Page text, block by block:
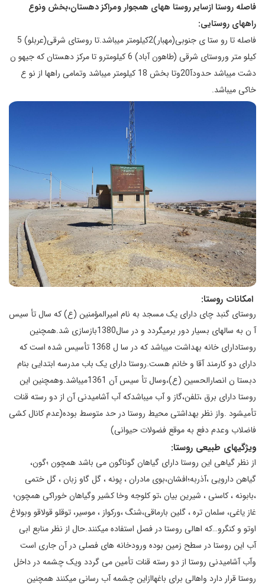
فاصله روستا ازسایر روستا ههای همجوار ومراکز دهستان،بخش ونوع
راههای روستایی:
فاصله تا رو ستا ی جنوبی(مهبار)2کیلومتر میباشد.تا روستای شرقی(عربلو) 5
کیلو متر وروستای شرقی (طاهون آباد) 6 کیلومترو تا مرکز دهستان که جیهو ن
دشت میباشد حدودآ20وتا بخش 18 کیلومتر میباشد وتمامی راهها از نو ع
خاکی میباشد.
امکانات روستا:
روستای گنبد چای دارای یک مسجد به نام امیرالمؤمنین (ع) که سال تأ سیس
آ ن به سالهای بسیار دور برمیگردد و در سال1380بازسازی شد.همچنین
روستادارای خانه بهداشت میباشد که در سا ل 1368 تأسیس شده است که
دارای دو کارمند آقا و خانم هست.روستا دارای یک باب مدرسه ابتدایی بنام
دبستا ن انصارالحسین (ع)،وسال تأ سیس آن 1361میباشد.وهمچنین این
روستا دارای برق ،تلفن،گاز و آب میباشدکه آب آشامیدنی آن از دو رسته قنات
تأمیشود .واز نظر بهداشتی محیط روستا در حد متوسط بوده(عدم کانال کشی
فاضلاب وعدم دفع به موقع فضولات حیوانی)
ویژگیهای طبیعی روستا:
از نظر گیاهی این روستا دارای گیاهان گوناگون می باشد همچون ؛گون،
گیاهن دارویی ،آذربه؛افشان،بوی مادران ، پونه ، گل گاو زبان ، گل ختمی
،بابونه ، کاسنی ، شیرین بیان ،تو کلوجه وخا کشیر وگیاهان خوراکی همچون؛
غاز یاغی، سلمان تره ، گلین بارماقی،شنگ ،ورکواز ، موسیر، توقلو قولاقو وبولاغ
اوتو و کنگرو…که اهالی روستا در فصل استفاده میکنند.حال از نظر منابع ابی
آب این روستا در سطح زمین بوده ورودخانه های فصلی در آن جاری است
وآب آشامیدنی روستا از دو رسته قنات تأمین می گردد ویک چشمه در داخل
روستا قرار دارد واهالی برای باغهاازاین چشمه آب رسانی میکنند همچنین